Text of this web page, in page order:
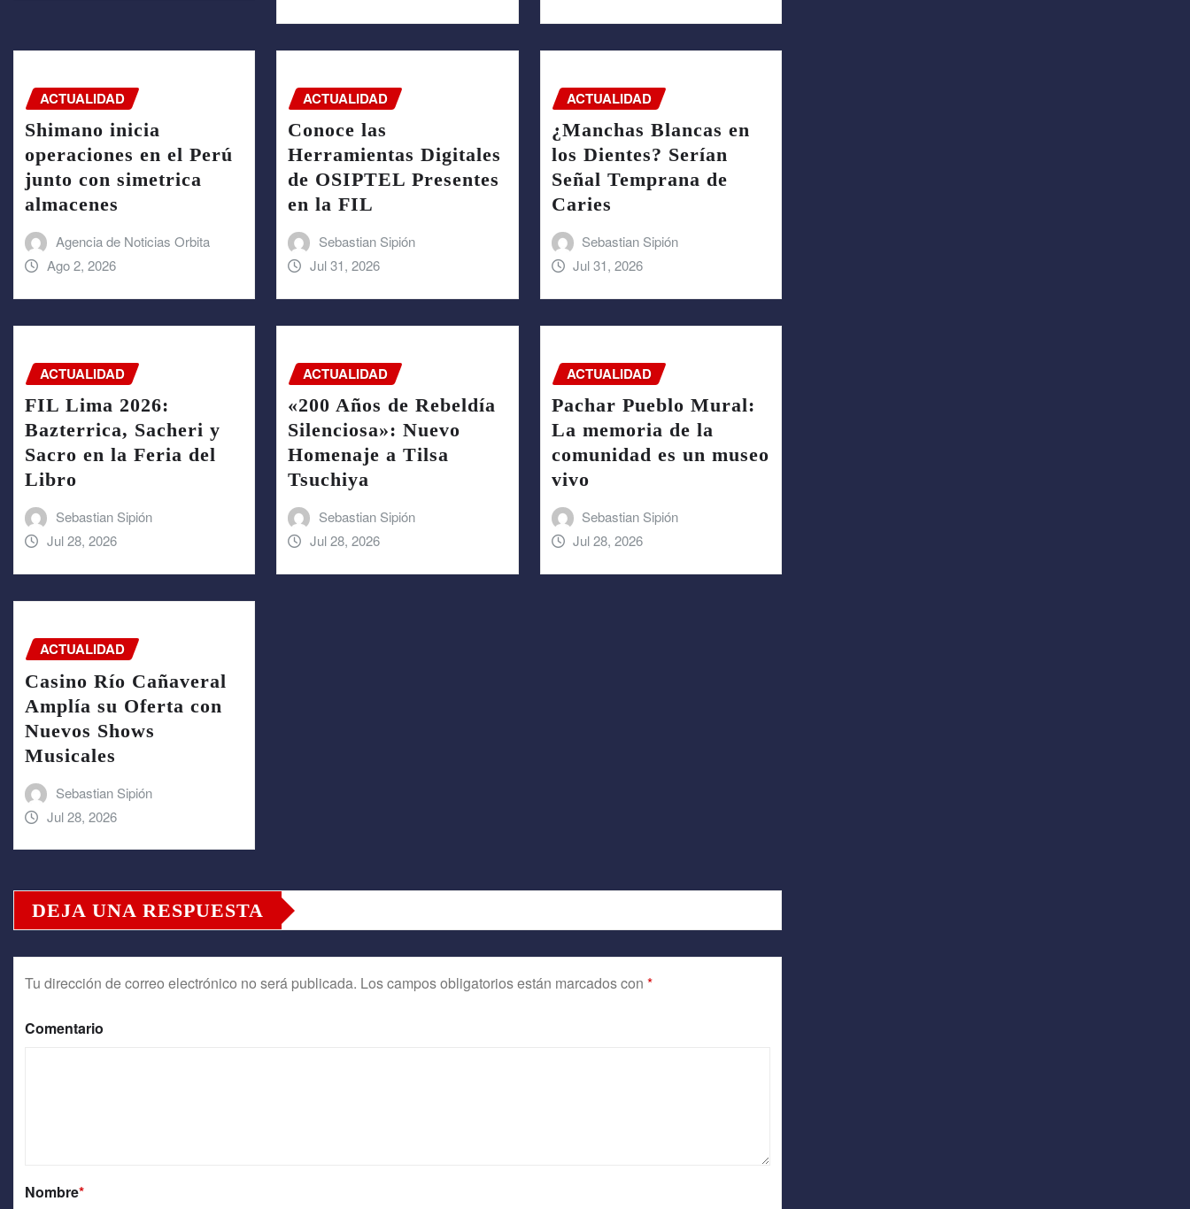
ACTUALIDAD
Shimano inicia
operaciones en el Perú
junto con simetrica
almacenes
Agencia de Noticias Orbita
Ago 2, 2026
ACTUALIDAD
Conoce las
Herramientas Digitales
de OSIPTEL Presentes
en la FIL
Sebastian Sipión
Jul 31, 2026
ACTUALIDAD
¿Manchas Blancas en
los Dientes? Serían
Señal Temprana de
Caries
Sebastian Sipión
Jul 31, 2026
ACTUALIDAD
FIL Lima 2026:
Bazterrica, Sacheri y
Sacro en la Feria del
Libro
Sebastian Sipión
Jul 28, 2026
ACTUALIDAD
«200 Años de Rebeldía
Silenciosa»: Nuevo
Homenaje a Tilsa
Tsuchiya
Sebastian Sipión
Jul 28, 2026
ACTUALIDAD
Pachar Pueblo Mural:
La memoria de la
comunidad es un museo
vivo
Sebastian Sipión
Jul 28, 2026
ACTUALIDAD
Casino Río Cañaveral
Amplía su Oferta con
Nuevos Shows
Musicales
Sebastian Sipión
Jul 28, 2026
DEJA UNA RESPUESTA
Tu dirección de correo electrónico no será publicada. Los campos obligatorios están marcados con *
Comentario
Nombre*